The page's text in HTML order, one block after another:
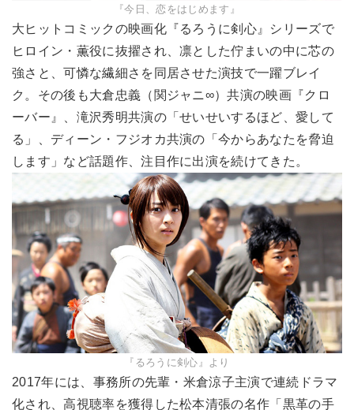
『今日、恋をはじめます』
大ヒットコミックの映画化『るろうに剣心』シリーズで
ヒロイン・薫役に抜擢され、凛とした佇まいの中に芯の
強さと、可憐な繊細さを同居させた演技で一躍ブレイ
ク。その後も大倉忠義（関ジャニ∞）共演の映画『クロ
ーバー』、滝沢秀明共演の「せいせいするほど、愛して
る」、ディーン・フジオカ共演の「今からあなたを脅迫
します」など話題作、注目作に出演を続けてきた。
『るろうに剣心』より
2017年には、事務所の先輩・米倉涼子主演で連続ドラマ
化され、高視聴率を獲得した松本清張の名作「黒革の手